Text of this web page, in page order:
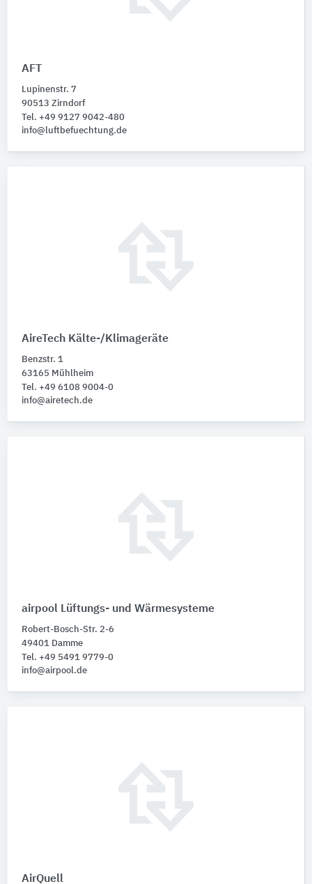
AFT
Lupinenstr. 7
90513 Zirndorf
Tel. +49 9127 9042-480
info@luftbefuechtung.de
AireTech Kälte-/Klimageräte
Benzstr. 1
63165 Mühlheim
Tel. +49 6108 9004-0
info@airetech.de
airpool Lüftungs- und Wärmesysteme
Robert-Bosch-Str. 2-6
49401 Damme
Tel. +49 5491 9779-0
info@airpool.de
AirQuell